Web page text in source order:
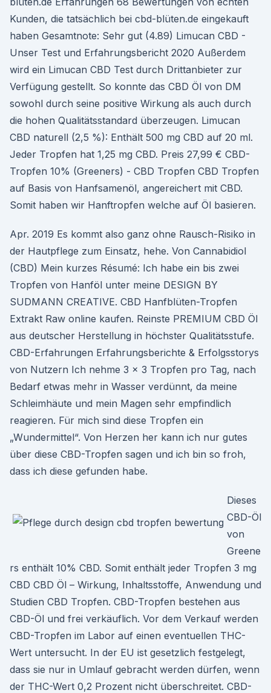
Kunden, die tatsächlich bei cbd-blüten.de eingekauft
haben Gesamtnote: Sehr gut (4.89) Limucan CBD -
Unser Test und Erfahrungsbericht 2020 Außerdem
wird ein Limucan CBD Test durch Drittanbieter zur
Verfügung gestellt. So konnte das CBD Öl von DM
sowohl durch seine positive Wirkung als auch durch
die hohen Qualitätsstandard überzeugen. Limucan
CBD naturell (2,5 %): Enthält 500 mg CBD auf 20 ml.
Jeder Tropfen hat 1,25 mg CBD. Preis 27,99 € CBD-
Tropfen 10% (Greeners) - CBD Tropfen CBD Tropfen
auf Basis von Hanfsamenöl, angereichert mit CBD.
Somit haben wir Hanftropfen welche auf Öl basieren.
Apr. 2019 Es kommt also ganz ohne Rausch-Risiko in
der Hautpflege zum Einsatz, hehe. Von Cannabidiol
(CBD) Mein kurzes Résumé: Ich habe ein bis zwei
Tropfen von Hanföl unter meine DESIGN BY
SUDMANN CREATIVE. CBD Hanfblüten-Tropfen
Extrakt Raw online kaufen. Reinste PREMIUM CBD Öl
aus deutscher Herstellung in höchster Qualitätsstufe.
CBD-Erfahrungen Erfahrungsberichte & Erfolgsstorys
von Nutzern Ich nehme 3 x 3 Tropfen pro Tag, nach
Bedarf etwas mehr in Wasser verdünnt, da meine
Schleimhäute und mein Magen sehr empfindlich
reagieren. Für mich sind diese Tropfen ein
„Wundermittel“. Von Herzen her kann ich nur gutes
über diese CBD-Tropfen sagen und ich bin so froh,
dass ich diese gefunden habe.
Dieses
CBD-Öl
von
Greene
rs enthält 10% CBD. Somit enthält jeder Tropfen 3 mg
CBD CBD Öl – Wirkung, Inhaltsstoffe, Anwendung und
Studien CBD Tropfen. CBD-Tropfen bestehen aus
CBD-Öl und frei verkäuflich. Vor dem Verkauf werden
CBD-Tropfen im Labor auf einen eventuellen THC-
Wert untersucht. In der EU ist gesetzlich festgelegt,
dass sie nur in Umlauf gebracht werden dürfen, wenn
der THC-Wert 0,2 Prozent nicht überschreitet. CBD-